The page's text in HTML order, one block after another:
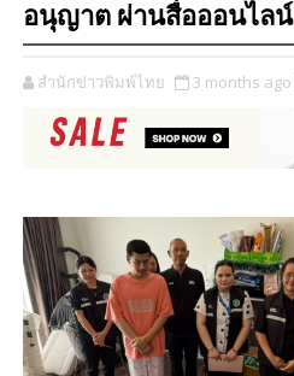
อนุญาต ผ่านสื่อออนไลน์
สำนักข่าวพิมพ์ไทย 3 months ago